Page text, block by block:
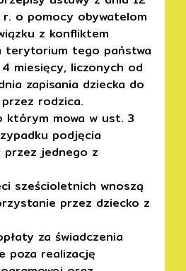
o pomocy obywatelom
z konfliktem
terytorium tego państwa
miesięcy, liczonych od
zapisania dziecka do
rodzica.
którym mowa w ust. 3
podjęcia
przez jednego z
sześcioletnich wnoszą
przez dziecko z
za świadczenia
poza realizację